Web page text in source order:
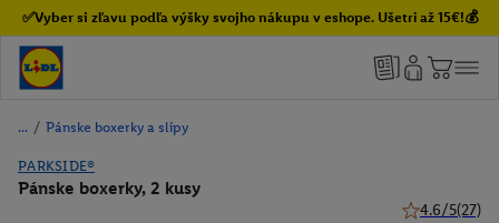
✅Vyber si zľavu podľa výšky svojho nákupu v eshope. Ušetri až 15€!💰
/ Pánske boxerky a slipy
PARKSIDE®
Pánske boxerky, 2 kusy
4.6/5(27)